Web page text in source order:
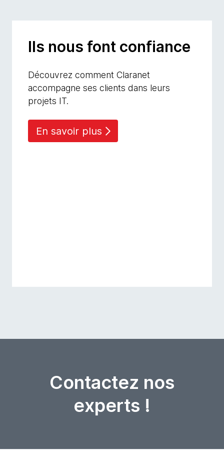
Ils nous font confiance
Découvrez comment Claranet
accompagne ses clients dans leurs
projets IT.
En savoir plus
Contactez nos
experts !